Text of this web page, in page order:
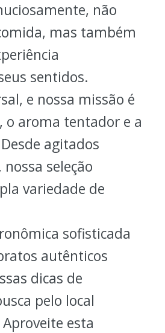
não
mas também
sentidos.
e nossa missão é
o aroma tentador e a
agitados
seleção
variedade de
sofisticada
autênticos
dicas de
pelo local
esta